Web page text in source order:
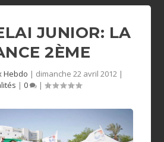
JUNIOR: LA
2ÈME
Hebdo | dimanche 22 avril 2012|
| 0 |